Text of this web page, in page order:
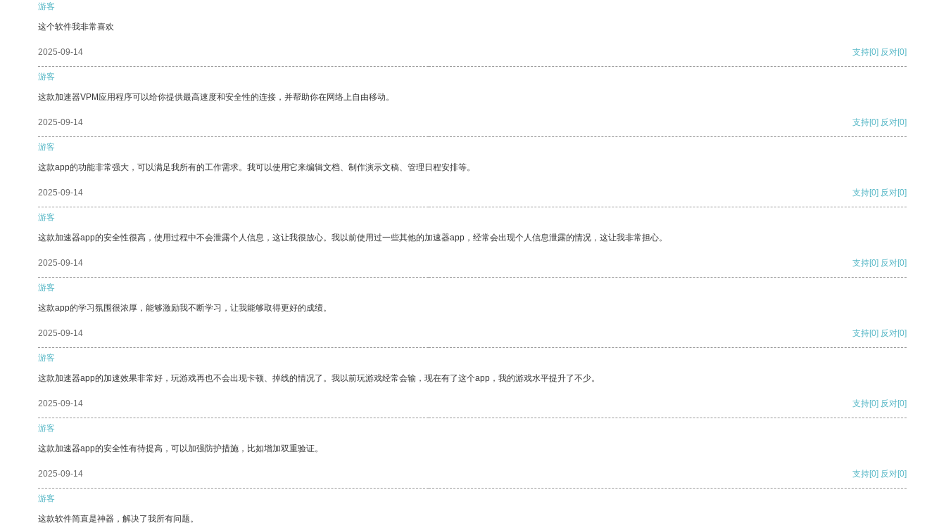
游客
这个软件我非常喜欢
2025-09-14 支持[0] 反对[0]
游客
这款加速器VPM应用程序可以给你提供最高速度和安全性的连接，并帮助你在网络上自由移动。
2025-09-14 支持[0] 反对[0]
游客
这款app的功能非常强大，可以满足我所有的工作需求。我可以使用它来编辑文档、制作演示文稿、管理日程安排等。
2025-09-14 支持[0] 反对[0]
游客
这款加速器app的安全性很高，使用过程中不会泄露个人信息，这让我很放心。我以前使用过一些其他的加速器app，经常会出现个人信息泄露的情况，这让我非常担心。
2025-09-14 支持[0] 反对[0]
游客
这款app的学习氛围很浓厚，能够激励我不断学习，让我能够取得更好的成绩。
2025-09-14 支持[0] 反对[0]
游客
这款加速器app的加速效果非常好，玩游戏再也不会出现卡顿、掉线的情况了。我以前玩游戏经常会输，现在有了这个app，我的游戏水平提升了不少。
2025-09-14 支持[0] 反对[0]
游客
这款加速器app的安全性有待提高，可以加强防护措施，比如增加双重验证。
2025-09-14 支持[0] 反对[0]
游客
这款软件简直是神器，解决了我所有问题。